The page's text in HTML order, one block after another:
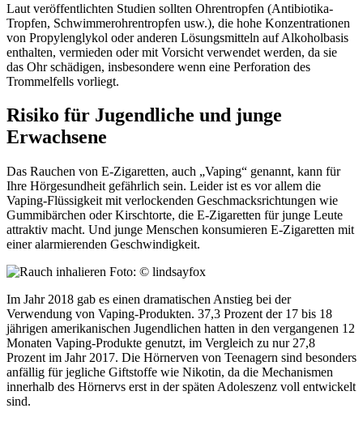
Laut veröffentlichten Studien sollten Ohrentropfen (Antibiotika-
Tropfen, Schwimmerohrentropfen usw.), die hohe Konzentrationen
von Propylenglykol oder anderen Lösungsmitteln auf Alkoholbasis
enthalten, vermieden oder mit Vorsicht verwendet werden, da sie
das Ohr schädigen, insbesondere wenn eine Perforation des
Trommelfells vorliegt.
Risiko für Jugendliche und junge
Erwachsene
Das Rauchen von E-Zigaretten, auch „Vaping“ genannt, kann für
Ihre Hörgesundheit gefährlich sein. Leider ist es vor allem die
Vaping-Flüssigkeit mit verlockenden Geschmacksrichtungen wie
Gummibärchen oder Kirschtorte, die E-Zigaretten für junge Leute
attraktiv macht. Und junge Menschen konsumieren E-Zigaretten mit
einer alarmierenden Geschwindigkeit.
Foto: © lindsayfox
Im Jahr 2018 gab es einen dramatischen Anstieg bei der
Verwendung von Vaping-Produkten. 37,3 Prozent der 17 bis 18
jährigen amerikanischen Jugendlichen hatten in den vergangenen 12
Monaten Vaping-Produkte genutzt, im Vergleich zu nur 27,8
Prozent im Jahr 2017. Die Hörnerven von Teenagern sind besonders
anfällig für jegliche Giftstoffe wie Nikotin, da die Mechanismen
innerhalb des Hörnervs erst in der späten Adoleszenz voll entwickelt
sind.